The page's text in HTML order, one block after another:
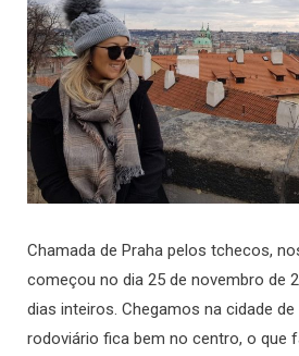
Chamada de Praha pelos tchecos,
começou no dia 25 de novembro de
dias inteiros. Chegamos na cidade
rodoviário fica bem no centro, o que